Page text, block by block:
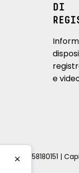
DI
e
C.F. 00858180151 |
Chiudi